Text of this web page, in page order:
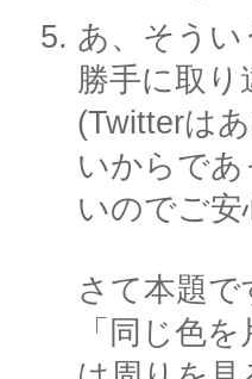
あ、そうい
勝手に取
(Twitterは
いからで
いのでご
さて本題で
「同じ色